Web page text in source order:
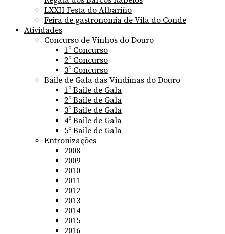
LXXII Festa do Albariño
Feira de gastronomia de Vila do Conde
Atividades
Concurso de Vinhos do Douro
1º Concurso
2º Concurso
3º Concurso
Baile de Gala das Vindimas do Douro
1º Baile de Gala
2º Baile de Gala
3º Baile de Gala
4º Baile de Gala
5º Baile de Gala
Entronizações
2008
2009
2010
2011
2012
2013
2014
2015
2016